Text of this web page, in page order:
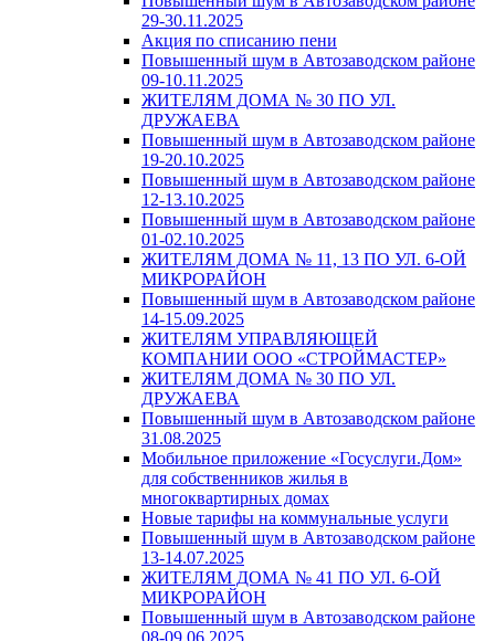
29-30.11.2025
Акция по списанию пени
Повышенный шум в Автозаводском районе
09-10.11.2025
ЖИТЕЛЯМ ДОМА № 30 ПО УЛ.
ДРУЖАЕВА
Повышенный шум в Автозаводском районе
19-20.10.2025
Повышенный шум в Автозаводском районе
12-13.10.2025
Повышенный шум в Автозаводском районе
01-02.10.2025
ЖИТЕЛЯМ ДОМА № 11, 13 ПО УЛ. 6-ОЙ
МИКРОРАЙОН
Повышенный шум в Автозаводском районе
14-15.09.2025
ЖИТЕЛЯМ УПРАВЛЯЮЩЕЙ
КОМПАНИИ ООО «СТРОЙМАСТЕР»
ЖИТЕЛЯМ ДОМА № 30 ПО УЛ.
ДРУЖАЕВА
Повышенный шум в Автозаводском районе
31.08.2025
Мобильное приложение «Госуслуги.Дом»
для собственников жилья в
многоквартирных домах
Новые тарифы на коммунальные услуги
Повышенный шум в Автозаводском районе
13-14.07.2025
ЖИТЕЛЯМ ДОМА № 41 ПО УЛ. 6-ОЙ
МИКРОРАЙОН
Повышенный шум в Автозаводском районе